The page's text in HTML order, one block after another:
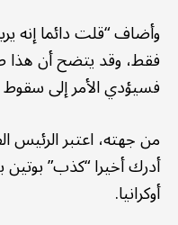
وأضاف “قلت دائما إنه
فقط، وقد يتضح أن هذا
فسيؤدي الأمر إلى سقوط
من جهته، اعتبر الرئيس
أدرك أخيرا “كذب”
أوكرانيا.